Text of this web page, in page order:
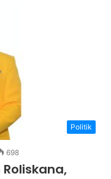
Politik
698